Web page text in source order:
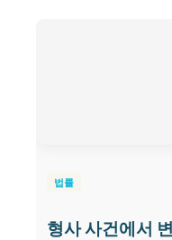
법률
형사 사건에서